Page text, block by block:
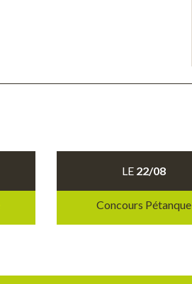
LE 22/08
Concours Pétanque